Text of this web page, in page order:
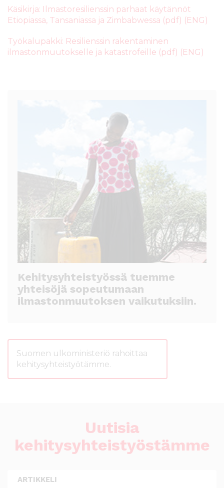
Käsikirja: Ilmastoresilienssin parhaat käytännöt
Etiopiassa, Tansaniassa ja Zimbabwessa (pdf) (ENG)
Työkalupakki: Resilienssin rakentaminen
ilmastonmuutokselle ja katastrofeille (pdf) (ENG)
Kehitysyhteistyössä tuemme
yhteisöjä sopeutumaan
ilmastonmuutoksen vaikutuksiin.
Suomen ulkoministeriö rahoittaa
kehitysyhteistyötämme.
Uutisia
kehitysyhteistyöstämme
ARTIKKELI